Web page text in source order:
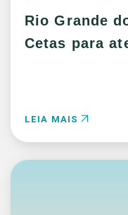
Rio Grande
Cetas para
LEIA MAIS